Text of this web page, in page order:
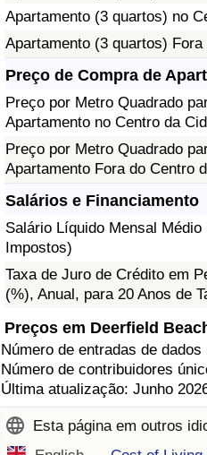
Apartamento (3 quartos) no
Apartamento (3 quartos) Fora
Preço de Compra de
Preço por Metro Quadrado
Apartamento no Centro da
Preço por Metro Quadrado
Apartamento Fora do Centro
Salários e Financiamento
Salário Líquido Mensal Médio
Impostos)
Taxa de Juro de Crédito em
(%), Anual, para 20 Anos de
Preços em Deerfield
Número de entradas de
Número de contribuidores
Última atualização: Junho
Esta página em outros